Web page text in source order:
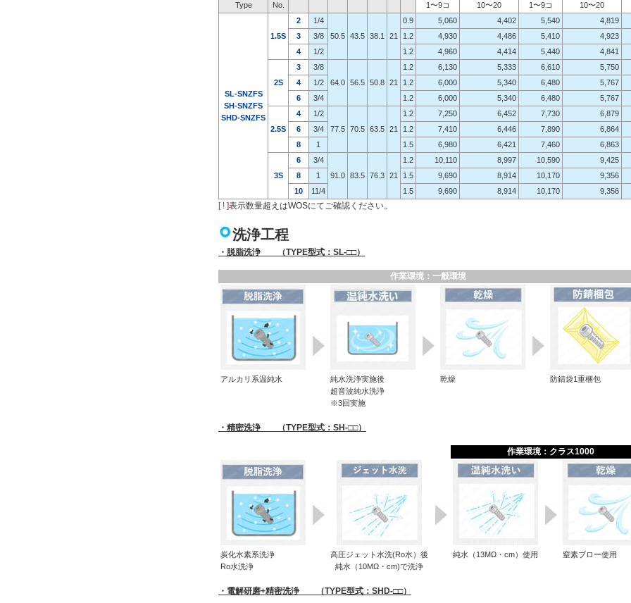
Type
No. 1〜9コ 10〜20 1〜9コ 10〜20
SL-SNZFS
SH-SNZFS
SHD-SNZFS
1.5S
2
1/4
50.5 43.5 38.1 21
0.9 5,060 4,402 5,540
4,819
3
3/8 1.2 4,930 4,486 5,410
4,923
4
1/2 1.2 4,960 4,414 5,440 4,841
2S
3
3/8
64.0 56.5 50.8 21
1.2 6,130 5,333 6,610
5,750
4
1/2 1.2 6,000 5,340 6,480
5,767
6
3/4 1.2 6,000 5,340 6,480 5,767
2.5S
4
1/2
77.5 70.5 63.5 21
1.2 7,250 6,452 7,730
6,879
6
3/4 1.2 7,410 6,446 7,890
6,864
8
1 1.5 6,980 6,421 7,460 6,863
3S
6
3/4
91.0 83.5 76.3 21
1.2 10,110 8,997 10,590
9,425
8
1 1.5 9,690 8,914 10,170
9,356
10
11/4 1.5 9,690 8,914 10,170 9,356
[ ! ]表示数量超えはWOSにてご確認ください。
洗浄工程
・脱脂洗浄 （TYPE型式：SL-□□）
作業環境：一般環境
アルカリ系温純水
純水洗浄実施後
超音波純水洗浄
※3回実施
乾燥 防錆袋1重梱包
・精密洗浄 （TYPE型式：SH-□□）
作業環境：クラス1000
炭化水素系洗浄
Ro水洗浄
高圧ジェット水洗(Ro水）後
純水（10MΩ・cm)で洗浄
純水（13MΩ・cm）使用 窒素ブロー使用
・電解研磨+精密洗浄 （TYPE型式：SHD-□□）